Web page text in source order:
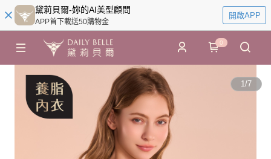
黛莉貝爾-妳的AI美型顧問
APP首下載送50購物金
開啟APP
0
1/7